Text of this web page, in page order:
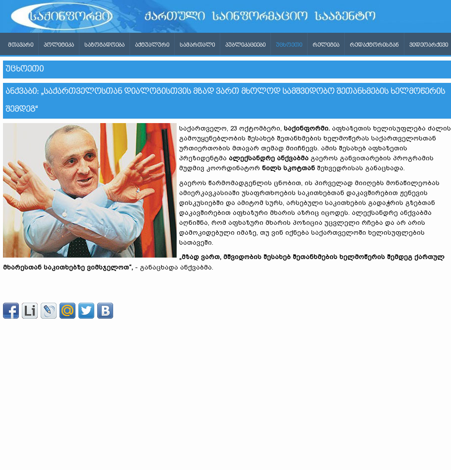
ᲛᲗᲐᲕᲐᲠᲘ ᲞᲝᲚᲘᲢᲘᲙᲐ ᲡᲐᲖᲝᲒᲐᲓᲝᲔᲑᲐ ᲐᲥᲢᲣᲐᲚᲣᲠᲘ ᲡᲐᲛᲐᲠᲗᲐᲚᲘ ᲞᲣᲑᲚᲘᲙᲐᲪᲘᲔᲑᲘ ᲣᲪᲮᲝᲔᲗᲘ ᲠᲔᲚᲘᲒᲘᲐ ᲠᲔᲓᲐᲥᲢᲝᲠᲘᲡᲒᲐᲜ ᲕᲘᲓᲔᲝᲐᲠᲥᲘᲕᲘ
ᲣᲪᲮᲝᲔᲗᲘ
ᲐᲜᲥᲕᲐᲑᲘ: „ᲡᲐᲥᲐᲠᲗᲕᲔᲚᲝᲡᲗᲐᲜ ᲓᲘᲐᲚᲝᲒᲘᲡᲗᲕᲘᲡ ᲛᲖᲐᲓ ᲕᲐᲠᲗ ᲛᲮᲝᲚᲝᲓ ᲡᲐᲛᲨᲕᲘᲓᲝᲑᲝ ᲨᲔᲗᲐᲜᲮᲛᲔᲑᲘᲡ ᲮᲔᲚᲛᲝᲬᲔᲠᲘᲡ
ᲨᲔᲛᲓᲔᲒ“
საქართველო, 23 ოქტომბერი, საქინფორმი. აფხაზეთის ხელისუფლება ძალის
გამოუყენებლობის შესახებ შეთანხმების ხელმოწერას საქართველოსთან
ურთიერთობის მთავარ თემად მიიჩნევს. ამის შესახებ აფხაზეთის
პრეზიდენტმა ალექსანდრე ანქვაბმა გაეროს განვითარების პროგრამის
მუდმივ კოორდინატორ ნილს სკოტთან შეხვედრისას განაცხადა.
გაეროს წარმომადგენლის ცნობით, ის პირველად მიიღებს მონაწილეობას
ამიერკავკასიაში უსაფრთხოების საკითხებთან დაკავშირებით ჟენევის
დისკუსიებში და ამიტომ სურს, არსებული საკითხების გადაჭრის გზებთან
დაკავშირებით აფხაზური მხარის აზრიც იცოდეს. ალექსანდრე ანქვაბმა
აღნიშნა, რომ აფხაზური მხარის პოზიცია უცვლელი რჩება და არ არის
დამოკიდებული იმაზე, თუ ვინ იქნება საქართველოში ხელისუფლების
სათავეში.
„მზად ვართ, მშვიდობის შესახებ შეთანხმების ხელმოწერის შემდეგ ქართულ
მხარესთან საკითხებზე ვიმსჯელოთ“, - განაცხადა ანქვაბმა.